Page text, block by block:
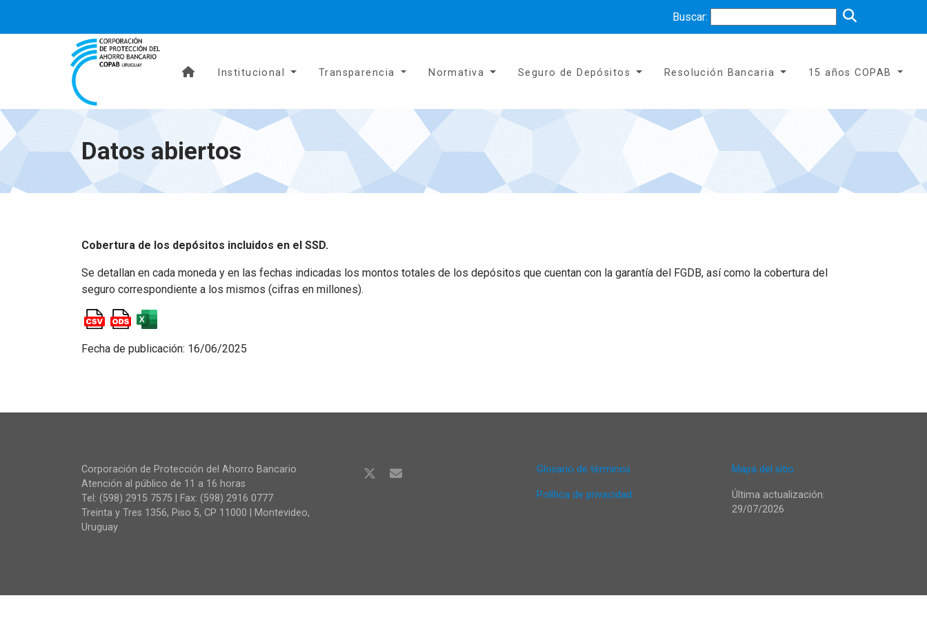
Buscar:
Institucional Transparencia Normativa Seguro de Depósitos Resolución Bancaria 15 años COPAB
Datos abiertos
Cobertura de los depósitos incluidos en el SSD.
Se detallan en cada moneda y en las fechas indicadas los montos totales de los depósitos que cuentan con la garantía del FGDB, así como la cobertura del
seguro correspondiente a los mismos (cifras en millones).
Fecha de publicación: 16/06/2025
Corporación de Protección del Ahorro Bancario
Atención al público de 11 a 16 horas
Tel: (598) 2915 7575 | Fax: (598) 2916 0777
Treinta y Tres 1356, Piso 5, CP 11000 | Montevideo,
Uruguay
Glosario de términos
Política de privacidad
Mapa del sitio
Última actualización:
29/07/2026